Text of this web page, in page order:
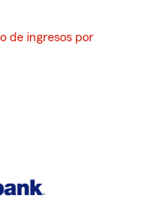
de ingresos por